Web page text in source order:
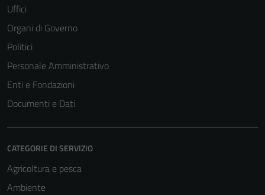
Uffici
Organi di Governo
Politici
Personale Amministrativo
Enti e Fondazioni
Documenti e Dati
CATEGORIE DI SERVIZIO
Agricoltura e pesca
Ambiente